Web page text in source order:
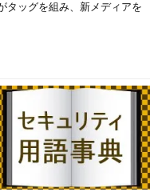
タッグを組み、新メディアを